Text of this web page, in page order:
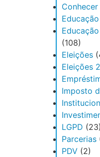
Conhecer
(108)
Eleições
Eleições
Imposto
LGPD (23)
Parcerias
PDV (2)